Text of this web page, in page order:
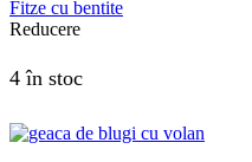
Fitze cu bentite
Reducere
4 în stoc